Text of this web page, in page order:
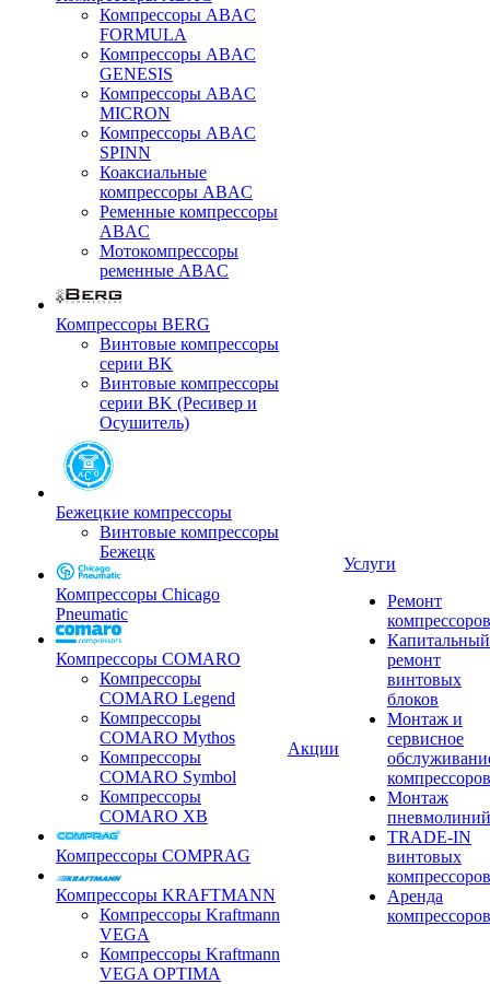
Компрессоры ABAC
FORMULA
Компрессоры ABAC
GENESIS
Компрессоры ABAC
MICRON
Компрессоры ABAC
SPINN
Коаксиальные
компрессоры ABAC
Ременные компрессоры
ABAC
Мотокомпрессоры
ременные ABAC
Компрессоры BERG
Винтовые компрессоры
серии BK
Винтовые компрессоры
серии BK (Ресивер и
Осушитель)
Бежецкие компрессоры
Винтовые компрессоры
Бежецк
Компрессоры Chicago
Pneumatic
Компрессоры COMARO
Компрессоры
COMARO Legend
Компрессоры
COMARO Mythos
Компрессоры
COMARO Symbol
Компрессоры
COMARO XB
Компрессоры COMPRAG
Компрессоры KRAFTMANN
Компрессоры Kraftmann
VEGA
Компрессоры Kraftmann
VEGA OPTIMA
Акции
Услуги
Ремонт
компрессоров
Капитальный
ремонт
винтовых
блоков
Монтаж и
сервисное
компрессоров
Монтаж
пневмолиний
TRADE-IN
винтовых
компрессоров
Аренда
компрессоров